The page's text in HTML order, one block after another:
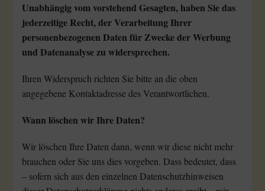
Unabhängig vom vorstehend Gesagten, haben Sie das
jederzeitige Recht, der Verarbeitung Ihrer
personenbezogenen Daten für Zwecke der Werbung
und Datenanalyse zu widersprechen.
Ihren Widerspruch richten Sie bitte an die oben
angegebene Kontaktadresse des Verantwortlichen.
Wann löschen wir Ihre Daten?
Wir löschen Ihre Daten dann, wenn wir diese nicht mehr
brauchen oder Sie uns dies vorgeben. Dass bedeutet, dass
– sofern sich aus den einzelnen Datenschutzhinweisen